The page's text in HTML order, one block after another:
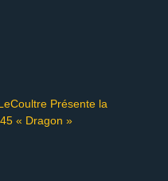
Présente la
« Dragon »